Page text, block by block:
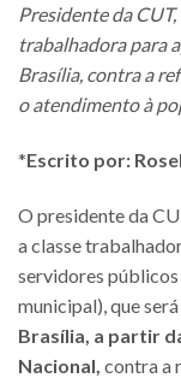
Presidente da
trabalhadora para
Brasília, contra a
o atendimento à
*Escrito por:
O presidente da
a classe
servidores públicos
municipal), que
Brasília, a partir
Nacional, contra a